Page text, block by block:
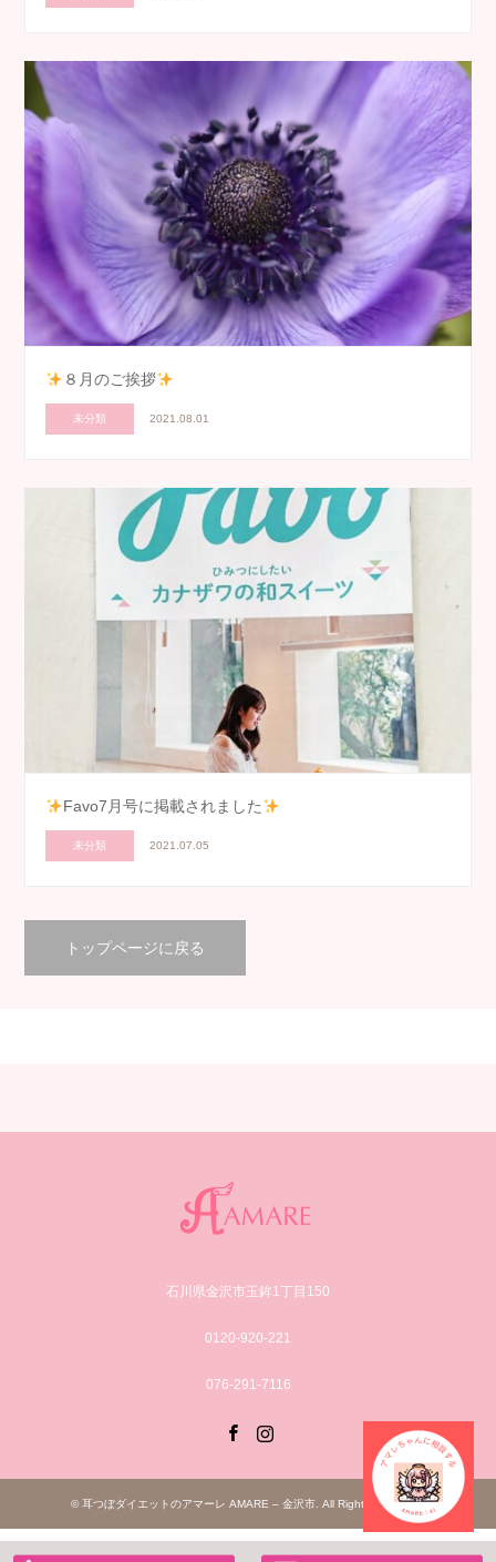
８月のご挨拶
未分類 2021.08.01
Favo7月号に掲載されました
未分類 2021.07.05
トップページに戻る
石川県金沢市玉鉾1丁目150
0120-920-221
076-291-7116
©耳つぼダイエットのアマーレ AMARE – 金沢市. All Rights Reserved.